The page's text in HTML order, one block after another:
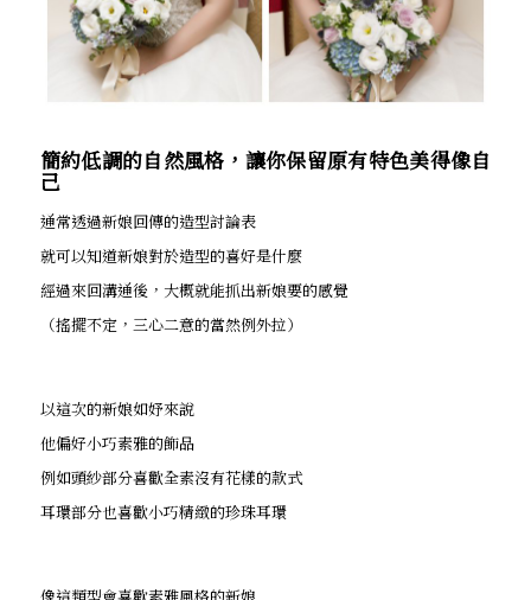
簡約低調的自然風格，讓你保留原有特色美得像自
己
通常透過新娘回傳的造型討論表
就可以知道新娘對於造型的喜好是什麼
經過來回溝通後，大概就能抓出新娘要的感覺
（搖擺不定，三心二意的當然例外拉）
以這次的新娘如妤來說
他偏好小巧素雅的飾品
例如頭紗部分喜歡全素沒有花樣的款式
耳環部分也喜歡小巧精緻的珍珠耳環